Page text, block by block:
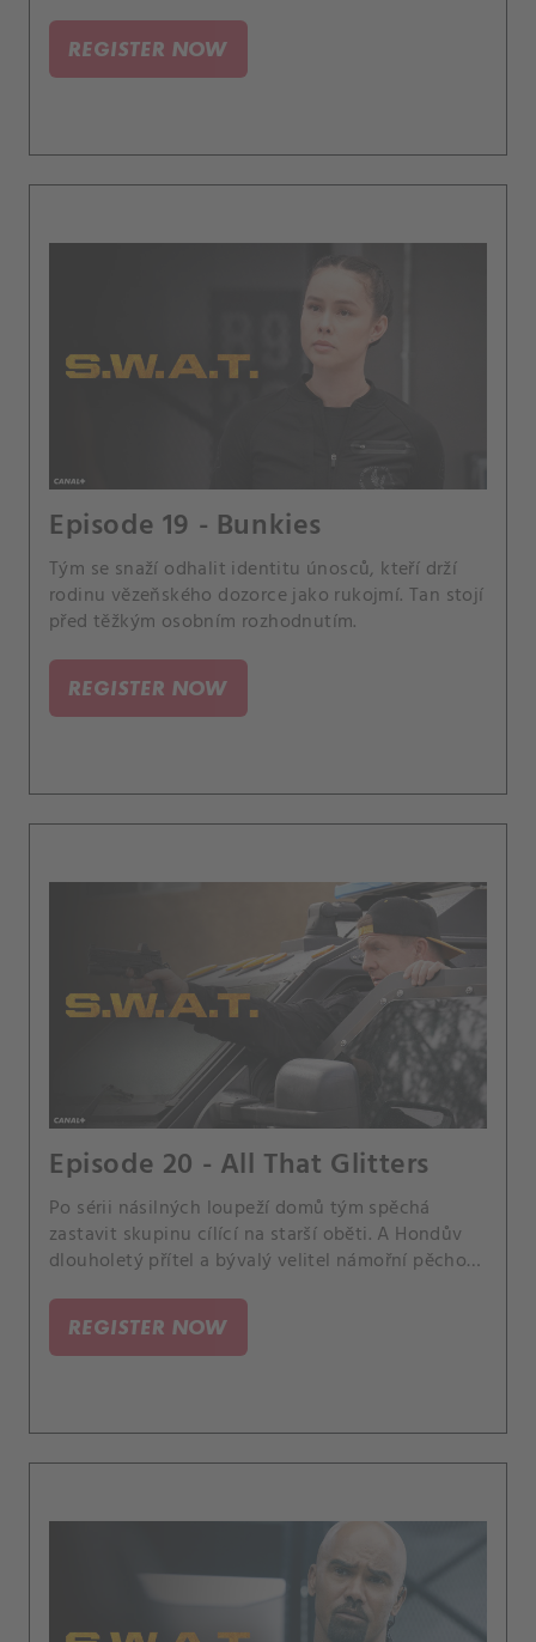
REGISTER NOW
Episode 19 - Bunkies
Tým se snaží odhalit identitu únosců, kteří drží
rodinu vězeňského dozorce jako rukojmí. Tan stojí
před těžkým osobním rozhodnutím.
REGISTER NOW
Episode 20 - All That Glitters
Po sérii násilných loupeží domů tým spěchá
zastavit skupinu cílící na starší oběti. A Hondův
dlouholetý přítel a bývalý velitel námořní pěchoty
se jeho dcera pohřešuje.
REGISTER NOW